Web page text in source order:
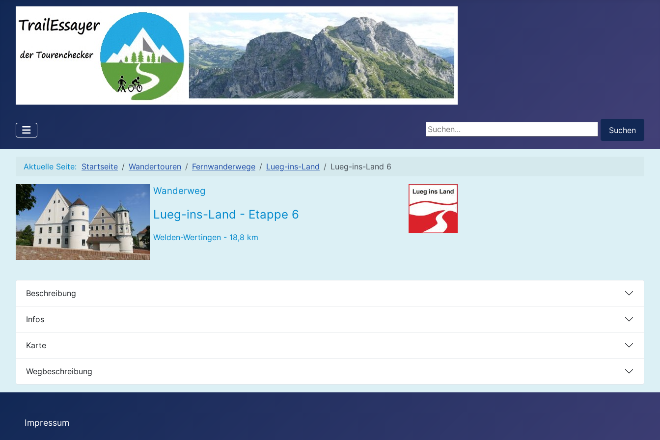
Suchen...
Suchen
Aktuelle Seite: Startseite Wandertouren Fernwanderwege Lueg-ins-Land Lueg-ins-Land 6
Wanderweg
Lueg-ins-Land - Etappe 6
Welden-Wertingen - 18,8 km
Beschreibung
Infos
Karte
Wegbeschreibung
Impressum